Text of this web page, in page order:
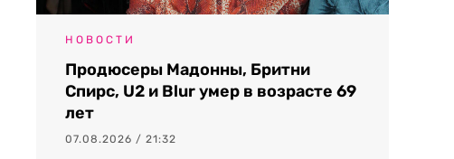
НОВОСТИ
Продюсеры Мадонны, Бритни
Спирс, U2 и Blur умер в возрасте 69
лет
07.08.2026 / 21:32